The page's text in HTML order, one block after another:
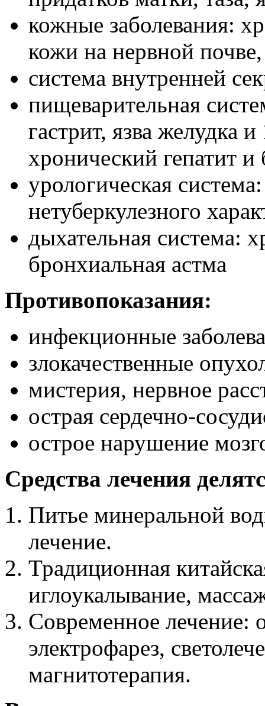
кожные заболевания:
кожи на нервной
система внутренней
пищеварительная
гастрит, язва желудка
хронический гепатит
урологическая
нетуберкулезного
дыхательная система:
бронхиальная астма
Противопоказания:
инфекционные
злокачественные
мистерия, нервное
острая сердечно-
острое нарушение
Средства лечения
Питье минеральной
лечение.
Традиционная
иглоукалывание,
Современное лечение:
электрофарез,
магнитотерапия.